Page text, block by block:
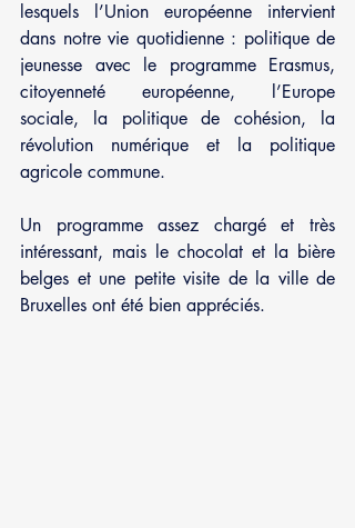
lesquels l’Union européenne intervient
dans notre vie quotidienne : politique de
jeunesse avec le programme Erasmus,
citoyenneté européenne, l’Europe
sociale, la politique de cohésion, la
révolution numérique et la politique
agricole commune.
Un programme assez chargé et très
intéressant, mais le chocolat et la bière
belges et une petite visite de la ville de
Bruxelles ont été bien appréciés.